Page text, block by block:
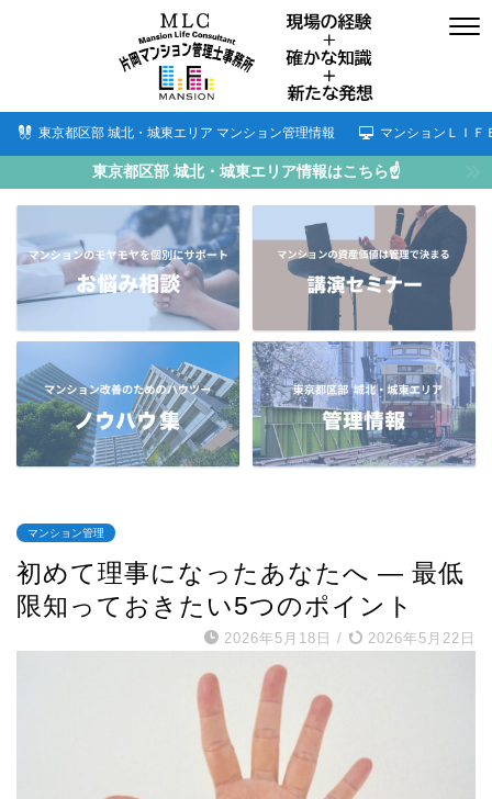
東京都区部 城北・城東エリア マンション管理情報 マンションＬＩＦ
東京都区部 城北・城東エリア情報はこちら☝
マンション管理
初めて理事になったあなたへ ― 最低
限知っておきたい5つのポイント
2026年5月18日 / 2026年5月22日